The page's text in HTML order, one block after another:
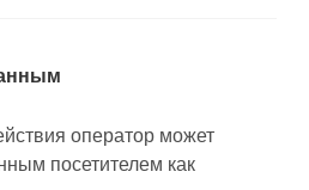
оператор может
посетителем как